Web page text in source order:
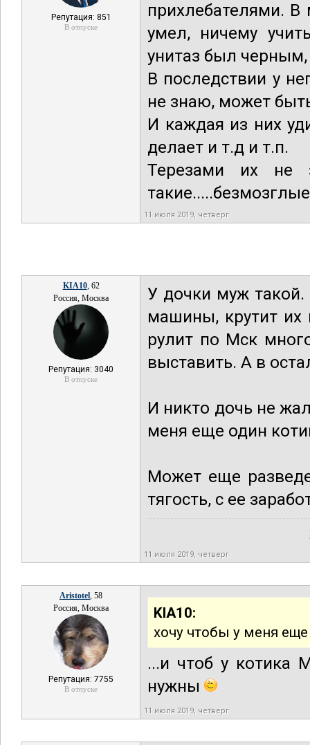
Репутация: 851
В отпуске
прихлебателями. В
умел, ничему
унитаз был
В последствии у
не знаю, может
И каждая из них
делает и т.д и т.п.
Терезами их
11 июля 2019, четверг
KIA10, 62
Россия, Москва
Репутация: 3040
В отпуске
У дочки муж такой.
машины, крутит их
рулит по Мск
выставить. А в
И никто дочь не
меня еще один
Может еще
тягость, с ее
11 июля 2019, четверг
Aristotel, 58
Россия, Москва
Репутация: 7755
В отпуске
KIA10:
хочу чтобы у меня
...и чтоб у котика
нужны
11 июля 2019, четверг